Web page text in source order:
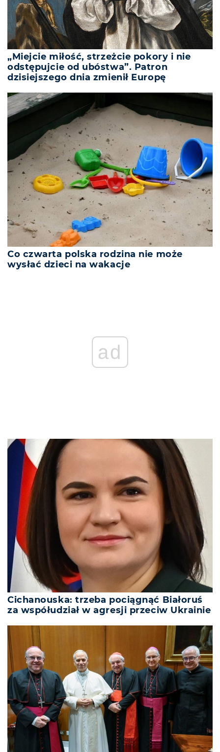
„Miejcie miłość, strzeżcie pokory i nie
odstępujcie od ubóstwa”. Patron
dzisiejszego dnia zmienił Europę
Co czwarta polska rodzina nie może
wysłać dzieci na wakacje
ad
Cichanouska: trzeba pociągnąć Białoruś
za współudział w agresji przeciw Ukrainie